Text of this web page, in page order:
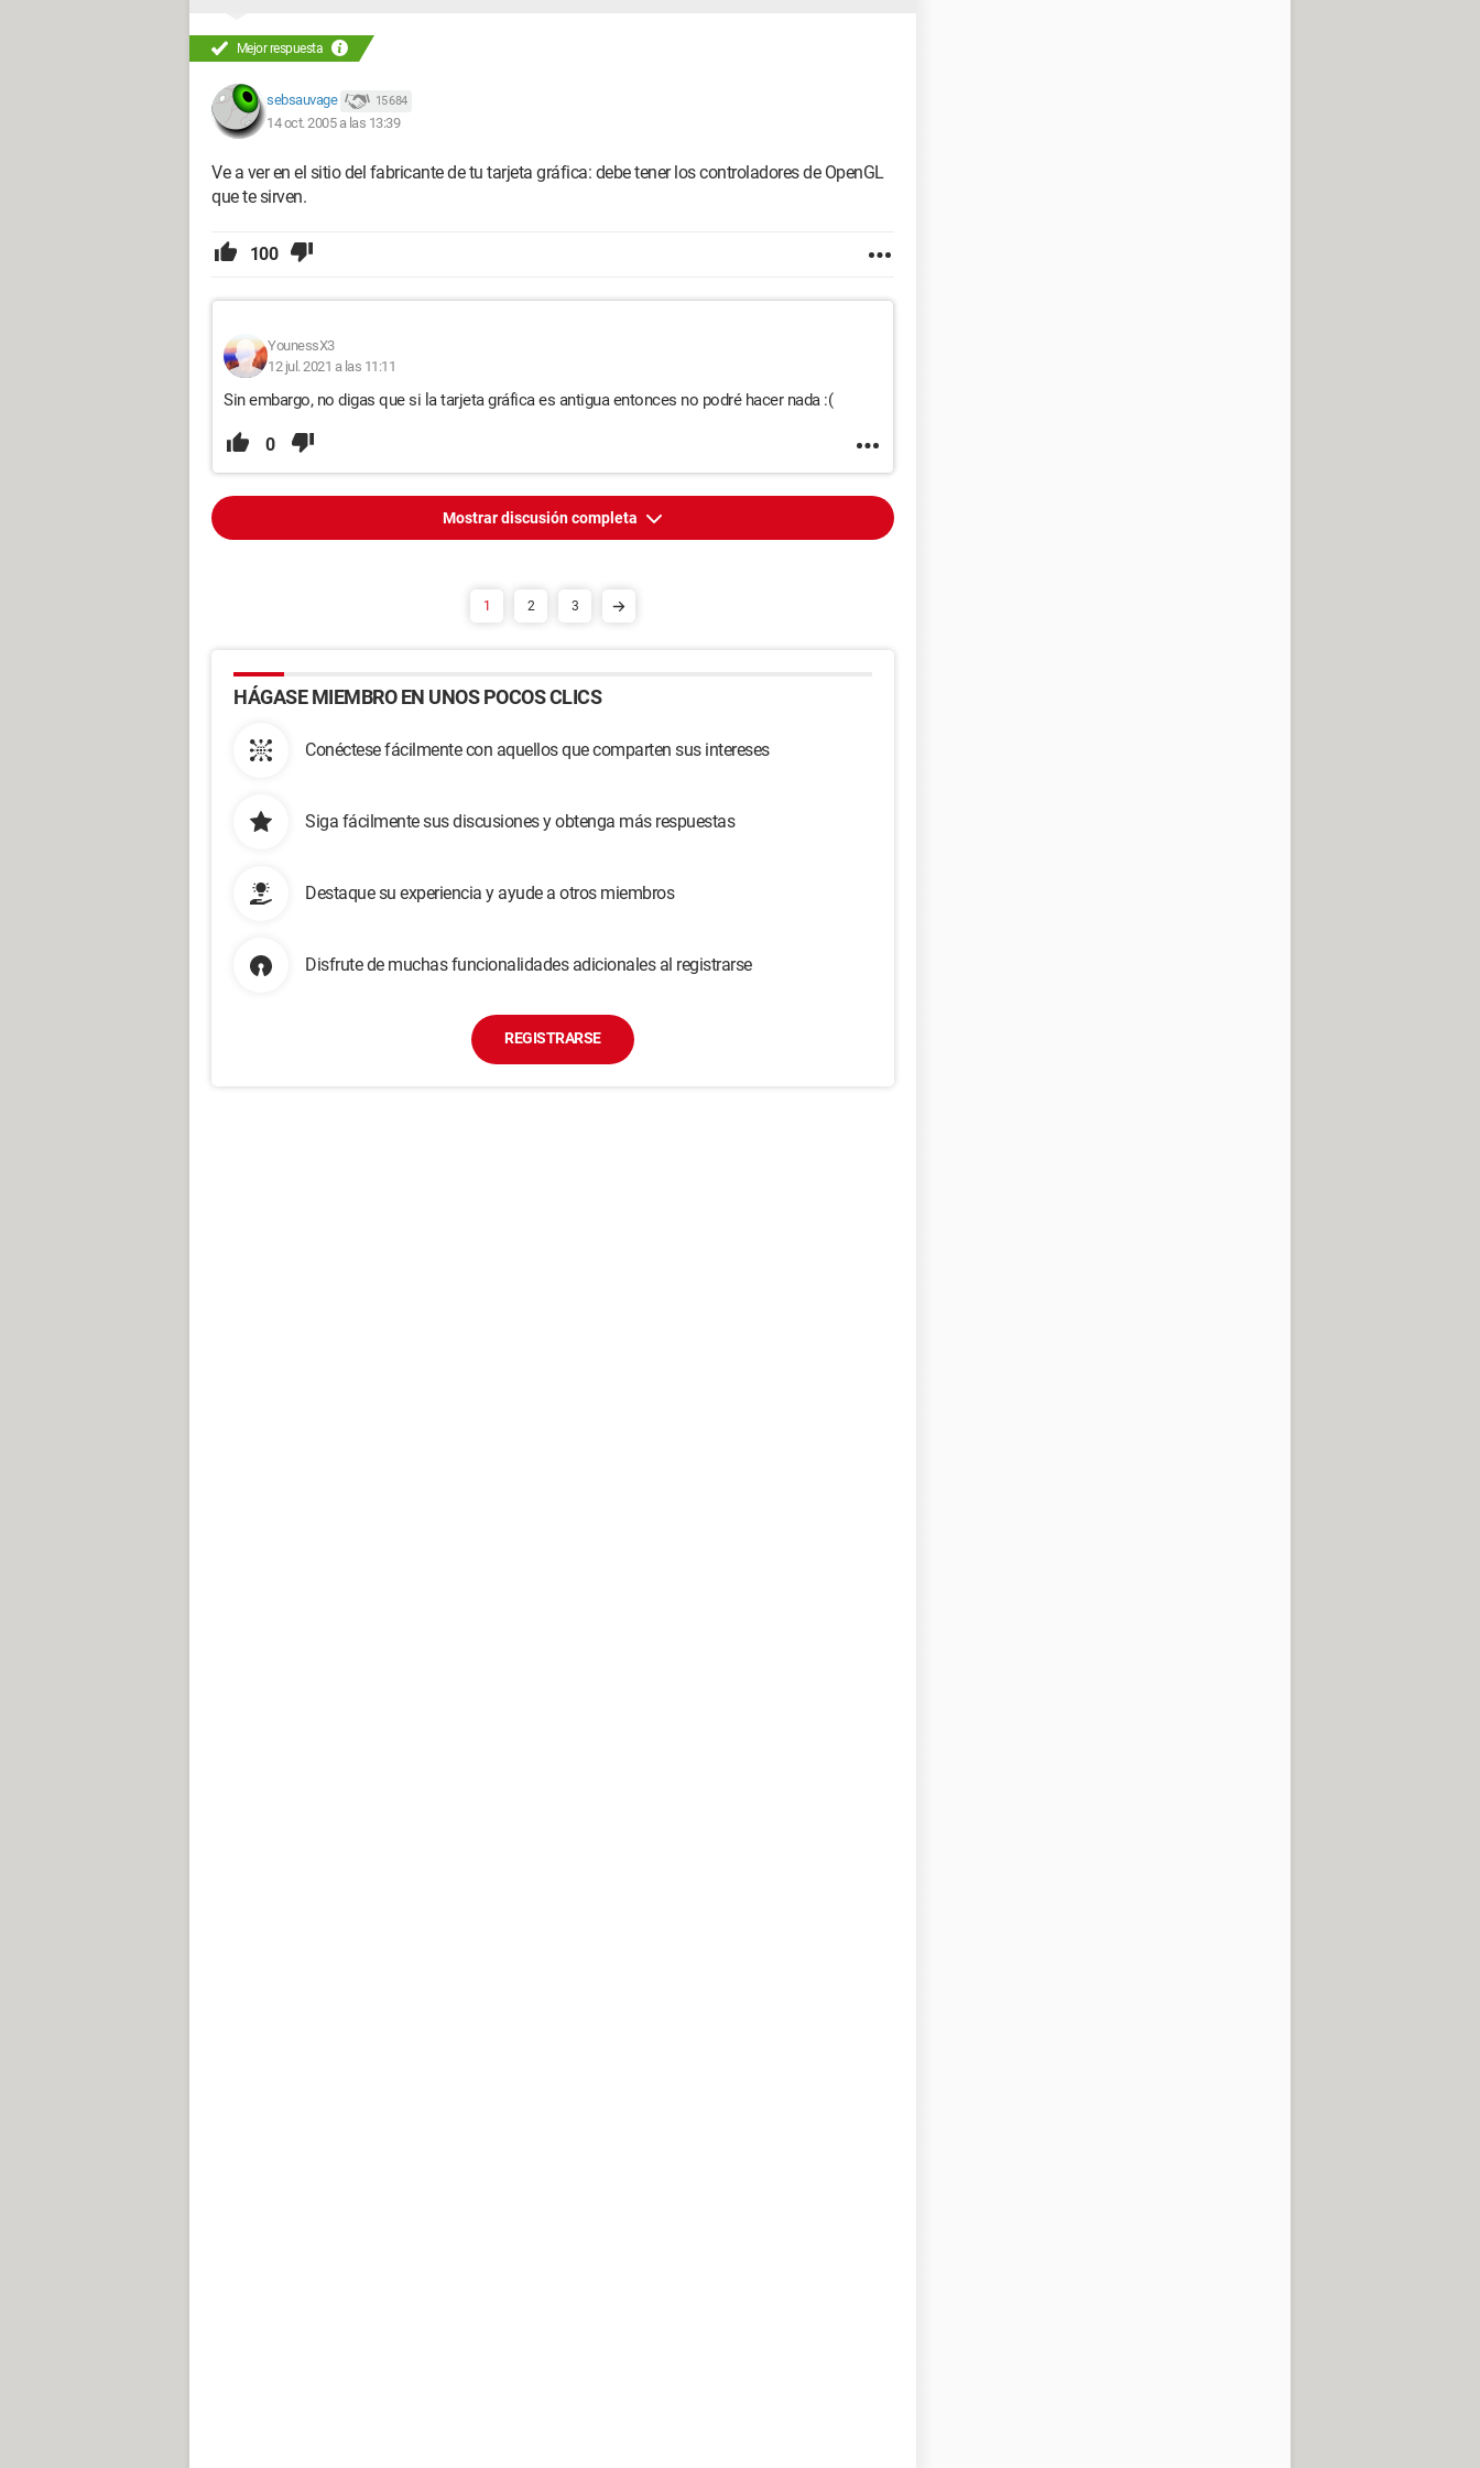
Mejor respuesta
sebsauvage 15 684
14 oct. 2005 a las 13:39
Ve a ver en el sitio del fabricante de tu tarjeta gráfica: debe tener los controladores de OpenGL
que te sirven.
100
YounessX3
12 jul. 2021 a las 11:11
Sin embargo, no digas que si la tarjeta gráfica es antigua entonces no podré hacer nada :(
0
Mostrar discusión completa
1 2 3
HÁGASE MIEMBRO EN UNOS POCOS CLICS
Conéctese fácilmente con aquellos que comparten sus intereses
Siga fácilmente sus discusiones y obtenga más respuestas
Destaque su experiencia y ayude a otros miembros
Disfrute de muchas funcionalidades adicionales al registrarse
REGISTRARSE